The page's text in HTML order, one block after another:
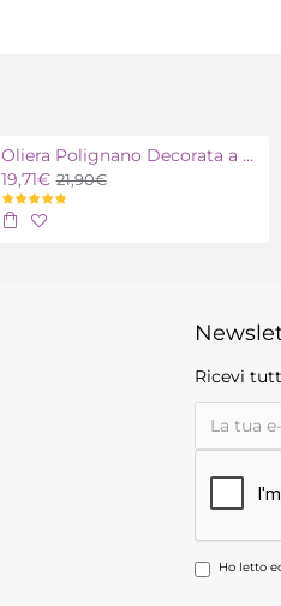
Oliera Polignano Decorata a mano
19,71€ 21,90€
Ricevi
Ho letto